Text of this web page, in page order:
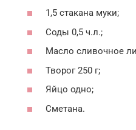
1,5 стакана муки;
Соды 0,5 ч.л.;
Масло сливочное
Творог 250 г;
Яйцо одно;
Сметана.